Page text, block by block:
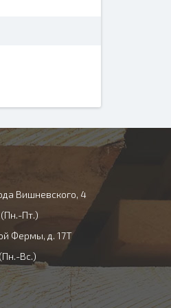
Вишневского, 4
Пт.)
Фермы, д. 17Т
Вс.)